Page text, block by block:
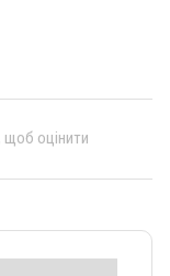
, щоб оцінити